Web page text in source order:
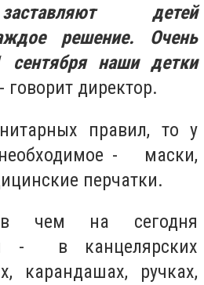
детей
решение. Очень
сентября наши детки
- говорит директор.
правил, то у
- маски,
перчатки.
в чем на сегодня
- в канцелярских
карандашах, ручках,